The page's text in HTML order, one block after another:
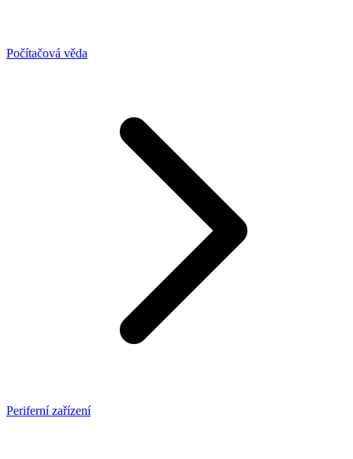
Počítačová věda
Periferní zařízení